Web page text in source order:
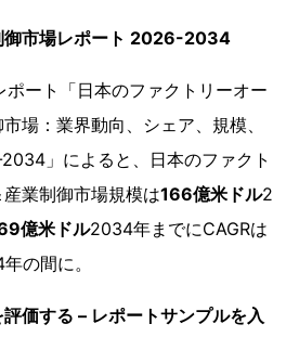
御市場レポート 2026-2034
ート「日本のファクトリーオー
場：業界動向、シェア、規模、
」によると、日本のファクト
業制御市場規模は166億米ドル2
億米ドル2034年までにCAGRは
の間に。
価する – レポートサンプルを入